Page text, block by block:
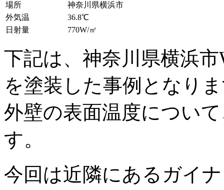
場所
神奈川県横浜市
外気温
36.8℃
日射量
770W/㎡
下記は、神奈川県横浜
を塗装した事例となり
外壁の表面温度につい
す。
今回は近隣にあるガイ